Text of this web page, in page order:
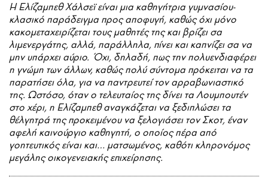
Η Ελίζαμπεθ Χάλσεϊ είναι μια καθηγήτρια γυμνασίου-
κλασικό παράδειγμα προς αποφυγή, καθώς όχι μόνο
κακομεταχειρίζεται τους μαθητές της και βρίζει σα
λιμενεργάτης, αλλά, παράλληλα, πίνει και καπνίζει σα να
μην υπάρχει αύριο. Όχι, δηλαδή, πως την πολυενδιαφέρει
η γνώμη των άλλων, καθώς πολύ σύντομα πρόκειται να τα
παρατήσει όλα, για να παντρευτεί τον αρραβωνιαστικό
της. Ωστόσο, όταν ο τελευταίος της δίνει τα Λουμπουτέν
στο χέρι, η Ελίζαμπεθ αναγκάζεται να ξεδιπλώσει τα
θέλγητρά της προκειμένου να ξελογιάσει τον Σκοτ, έναν
αφελή καινούργιο καθηγητή, ο οποίος πέρα από
γοητευτικός είναι και… ματσωμένος, καθότι κληρονόμος
μεγάλης οικογενειακής επιχείρησης.